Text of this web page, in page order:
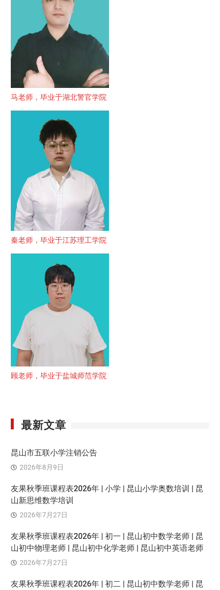
马老师，毕业于湖北警官学院
秦老师，毕业于江苏理工学院
顾老师，毕业于盐城师范学院
最新文章
昆山市五联小学注销公告
2026年8月9日
友果秋季班课程表2026年 | 小学 | 昆山小学奥数培训 | 昆
山新思维数学培训
2026年7月27日
友果秋季班课程表2026年 | 初一 | 昆山初中数学老师 | 昆
山初中物理老师 | 昆山初中化学老师 | 昆山初中英语老师
2026年7月27日
友果秋季班课程表2026年 | 初二 | 昆山初中数学老师 | 昆